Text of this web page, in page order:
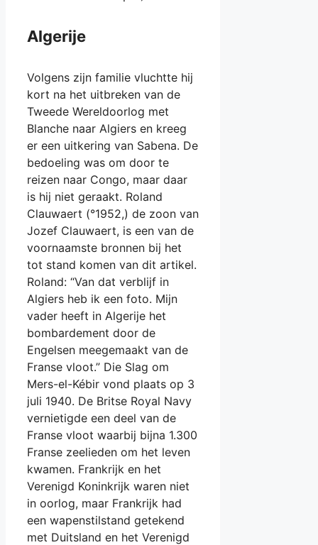
Algerije
Volgens zijn familie vluchtte hij
kort na het uitbreken van de
Tweede Wereldoorlog met
Blanche naar Algiers en kreeg
er een uitkering van Sabena. De
bedoeling was om door te
reizen naar Congo, maar daar
is hij niet geraakt. Roland
Clauwaert (°1952,) de zoon van
Jozef Clauwaert, is een van de
voornaamste bronnen bij het
tot stand komen van dit artikel.
Roland: “Van dat verblijf in
Algiers heb ik een foto. Mijn
vader heeft in Algerije het
bombardement door de
Engelsen meegemaakt van de
Franse vloot.” Die Slag om
Mers-el-Kébir vond plaats op 3
juli 1940. De Britse Royal Navy
vernietigde een deel van de
Franse vloot waarbij bijna 1.300
Franse zeelieden om het leven
kwamen. Frankrijk en het
Verenigd Koninkrijk waren niet
in oorlog, maar Frankrijk had
een wapenstilstand getekend
met Duitsland en het Verenigd